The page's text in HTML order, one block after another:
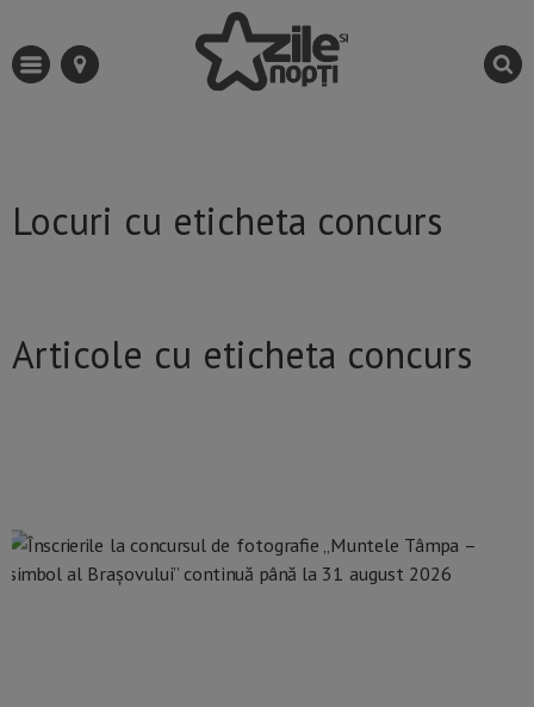
Locuri cu eticheta concurs
Articole cu eticheta concurs